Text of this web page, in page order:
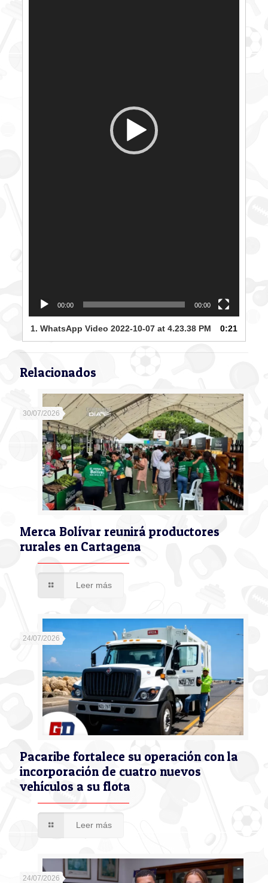
00:00 00:00
1. WhatsApp Video 2022-10-07 at 4.23.38 PM 0:21
Relacionados
30/07/2026
Merca Bolívar reunirá productores
rurales en Cartagena
Leer más
24/07/2026
Pacaribe fortalece su operación con la
incorporación de cuatro nuevos
vehículos a su flota
Leer más
24/07/2026